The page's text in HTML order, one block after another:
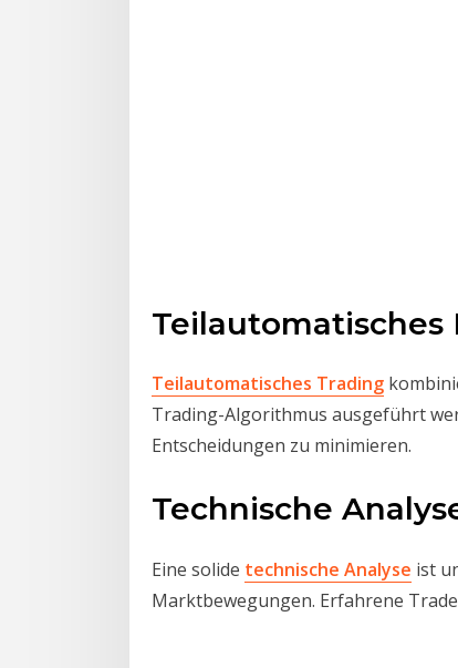
Teilautomatisches
Teilautomatisches Trading
Trading-Algorithmus ausgeführt
Entscheidungen zu minimieren.
Technische
Eine solide technische Analyse ist
Marktbewegungen. Erfahrene